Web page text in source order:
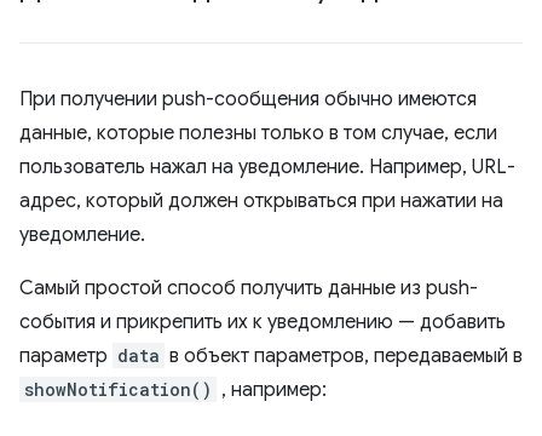
При получении push-сообщения обычно имеются
данные, которые полезны только в том случае, если
пользователь нажал на уведомление. Например, URL-
адрес, который должен открываться при нажатии на
уведомление.
Самый простой способ получить данные из push-
события и прикрепить их к уведомлению — добавить
параметр data в объект параметров, передаваемый в
showNotification() , например: